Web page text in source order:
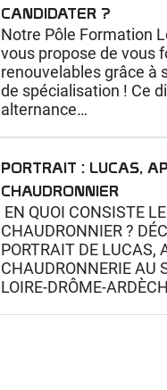
CANDIDATER ?
Notre Pôle Formation
vous propose de vous
renouvelables grâce à
de spécialisation ! Ce
alternance…
PORTRAIT : LUCAS,
CHAUDRONNIER
EN QUOI CONSISTE
CHAUDRONNIER ?
PORTRAIT DE LUCAS,
CHAUDRONNERIE AU
LOIRE-DRÔME-